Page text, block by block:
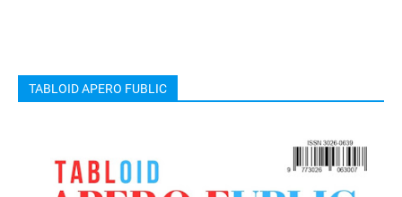
TABLOID APERO FUBLIC